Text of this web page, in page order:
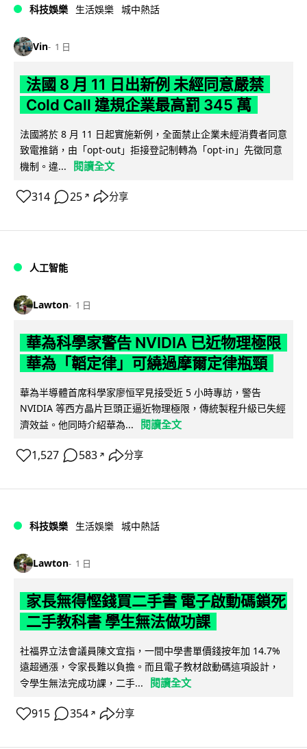
科技娛樂 生活娛樂 城中熱話
Vin 1 日
法國 8 月 11 日出新例 未經同意嚴禁
Cold Call 違規企業最高罰 345 萬
法國將於 8 月 11 日起實施新例，全面禁止企業未經消費者同意
致電推銷，由「opt-out」拒接登記制轉為「opt-in」先徵同意
機制。違...
閱讀全文
314 25 ↗ 分享
人工智能
Lawton 1 日
華為科學家警告 NVIDIA 已近物理極限
華為「韜定律」可繞過摩爾定律瓶頸
華為半導體首席科學家廖恒罕見接受近 5 小時專訪，警告
NVIDIA 等西方晶片巨頭正逼近物理極限，傳統製程升級已失經
濟效益。他同時介紹華為...
閱讀全文
1,527 583 ↗ 分享
科技娛樂 生活娛樂 城中熱話
Lawton 1 日
家長無得慳錢買二手書 電子啟動碼鎖死
二手教科書 學生無法做功課
社福界立法會議員陳文宜指，一間中學書單價錢按年加 14.7%
遠超通漲，令家長難以負擔。而且電子教材啟動碼這項設計，
令學生無法完成功課，二手...
閱讀全文
915 354 ↗ 分享